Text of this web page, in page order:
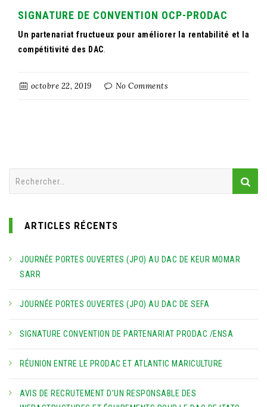
SIGNATURE DE CONVENTION OCP-PRODAC
Un partenariat fructueux pour améliorer la rentabilité et la
compétitivité des DAC.
octobre 22, 2019 No Comments
ARTICLES RÉCENTS
JOURNÉE PORTES OUVERTES (JPO) AU DAC DE KEUR MOMAR
SARR
JOURNÉE PORTES OUVERTES (JPO) AU DAC DE SEFA
SIGNATURE CONVENTION DE PARTENARIAT PRODAC /ENSA
RÉUNION ENTRE LE PRODAC ET ATLANTIC MARICULTURE
AVIS DE RECRUTEMENT D’UN RESPONSABLE DES